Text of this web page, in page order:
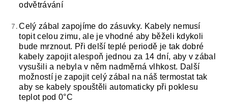
odvětrávání
Celý zábal zapojíme do zásuvky. Kabely nemusí
topit celou zimu, ale je vhodné aby běželi kdykoli
bude mrznout. Při delší teplé periodě je tak dobré
kabely zapojit alespoň jednou za 14 dní, aby v zábal
vysušili a nebyla v něm nadměrná vlhkost. Další
možností je zapojit celý zábal na náš termostat tak
aby se kabely spouštěli automaticky při poklesu
teplot pod 0°C